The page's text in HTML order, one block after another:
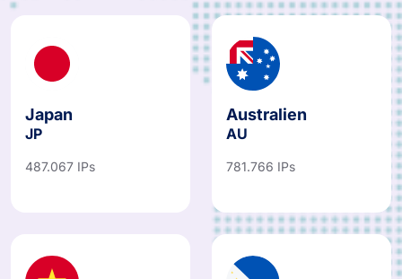
Japan
JP
487.067 IPs
Australien
AU
781.766 IPs